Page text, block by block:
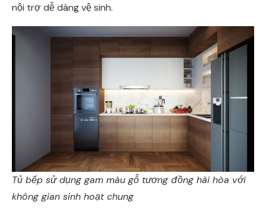
nội trợ dễ dàng vệ sinh.
Tủ bếp sử dụng gam màu gỗ tương đồng hài hòa với
không gian sinh hoạt chung